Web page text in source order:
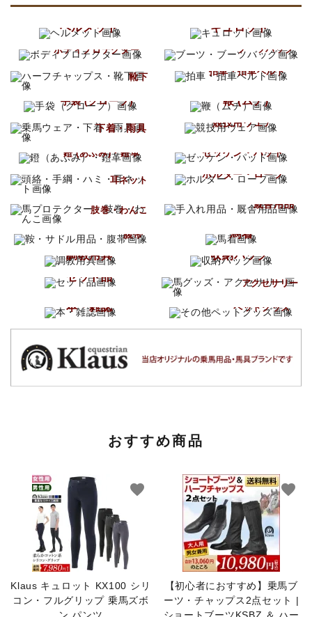
ヘルメット キュロット
ボディプロテクター
ブーツ
ブーツバッグ
靴下
拍車・拍車ベルト
手袋 (グローブ) 鞭 (ムチ)
下着・雨具
競技用ウェア
鐙 (あぶみ)・鐙革 ゼッケン・パッド
耳ネット
ホルター・ロープ
肢巻・わんこ
厩舎用品
腹帯
馬着
調教用具
収納バッグ
セット品
アクセサリー
本・雑誌
ペットグッズ
おすすめ商品
Klaus キュロット KX100 シリ
コン・フルグリップ 乗馬ズボ
favorite
【初心者におすすめ】乗馬ブ
ーツ・チャップス2点セット |
favorite